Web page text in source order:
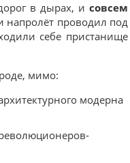
в дырах, и совсем
напролёт проводил под
себе пристанище
мимо:
модерна